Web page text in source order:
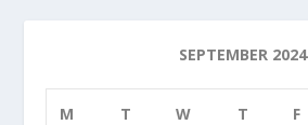
SEPTEMBER 2024
M T W T F